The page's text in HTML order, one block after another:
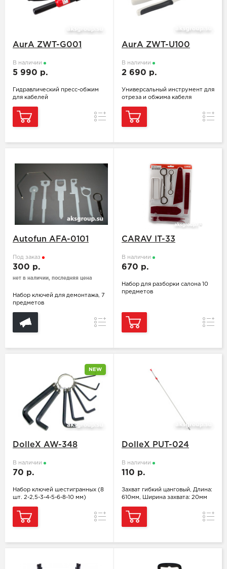
AurA ZWT-G001
В наличии
5 990 р.
Гидравлический пресс-обжим
для кабелей
Сравнение
AurA ZWT-U100
В наличии
2 690 р.
Универсальный инструмент для
отреза и обжима кабеля
Autofun AFA-0101
Под заказ
300 р.
нет в наличии, последняя цена
Набор ключей для демонтажа, 7
предметов
Сравнение
CARAV IT-33
В наличии
670 р.
Набор для разборки салона 10
предметов
NEW
DolleX AW-348
В наличии
70 р.
Набор ключей шестигранных (8
шт. 2-2,5-3-4-5-6-8-10 мм)
Сравнение
DolleX PUT-024
В наличии
110 р.
Захват гибкий цанговый, Длина:
610мм, Ширина захвата: 20мм